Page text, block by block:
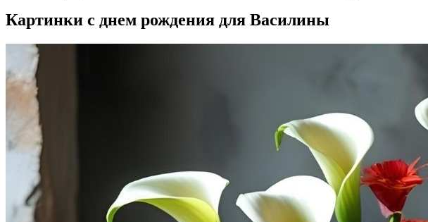
Картинки с днем рождения для Василины